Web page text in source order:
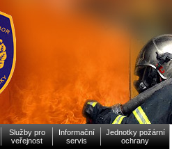
Služby pro
veřejnost
Informační
servis
Jednotky požární
ochrany